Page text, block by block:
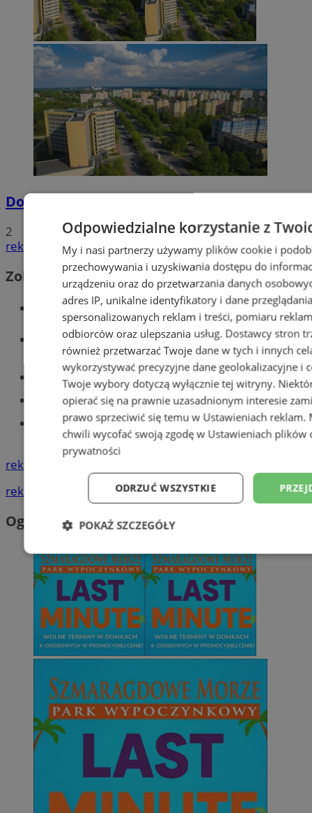
Dowody osobiste z odciskami palców
2
reklama
Zobacz również
Wiadomości kryminalne w Tychach
Wiadomości lokalne
Części samochodowe do -70%!
Tworzenie stron www - Tychy
Znajdź pracę - codziennie nowe
ogłoszenia
reklama
reklama
Ogłoszenia
Odpowiedzialne korzystanie z
My i nasi partnerzy używamy plików cookie i
przechowywania i uzyskiwania dostępu do
urządzeniu oraz do przetwarzania danych
adres IP, unikalne identyfikatory i dane
spersonalizowanych reklam i treści, pomiaru
odbiorców oraz ulepszania usług. Dostawcy stron
również przetwarzać Twoje dane w tych i innych
wykorzystywać precyzyjne dane geolokalizacyjne i
Twoje wybory dotyczą wyłącznie tej witryny.
opierać się na prawnie uzasadnionym interesie
prawo sprzeciwić się temu w Ustawieniach reklam.
chwili wycofać swoją zgodę w Ustawieniach plików
prywatności
ODRZUĆ WSZYSTKIE
POKAŻ SZCZEGÓŁY
Niezbędne Wydajność
Niesklasyfikowane
Niezbędne Wydajność Targetowanie
Niezbędne pliki cookie umożliwiają korzystanie z podstawowych
takich jak logowanie użytkownika i zarządzanie kontem. Bez
można prawidłowo korzystać ze strony internetowej.
Provider
SessID